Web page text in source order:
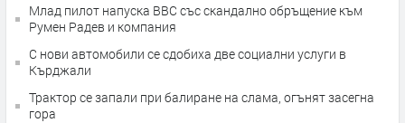
Млад пилот напуска ВВС със скандално обръщение към
Румен Радев и компания
С нови автомобили се сдобиха две социални услуги в
Кърджали
Трактор се запали при балиране на слама, огънят засегна
гора